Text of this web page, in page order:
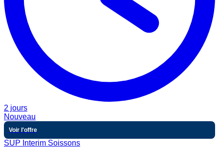
2 jours
Nouveau
Voir l'offre
SUP Interim Soissons